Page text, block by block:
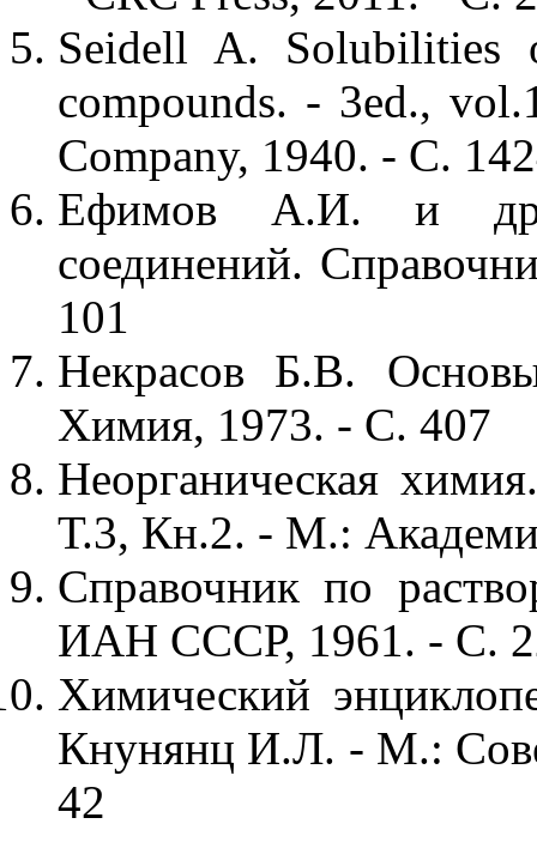
Seidell A. Solubilities
compounds. - 3ed.,
Company, 1940. - С.
Ефимов А.И. и др.
соединений.
101
Некрасов Б.В.
Химия, 1973. - С. 407
Неорганическая
Т.3, Кн.2. - М.:
Справочник по
ИАН СССР, 1961. - С.
Химический
Кнунянц И.Л. - М.:
42